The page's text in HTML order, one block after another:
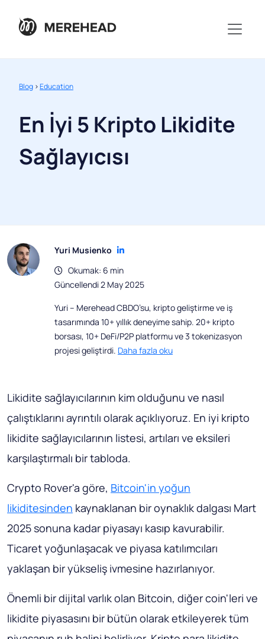
Blog >Education
En İyi 5 Kripto Likidite
Sağlayıcısı
Yuri Musienko
Okumak: 6 min
Güncellendi 2 May 2025
Yuri – Merehead CBDO’su, kripto geliştirme ve iş
tasarımında 10+ yıllık deneyime sahip. 20+ kripto
borsası, 10+ DeFi/P2P platformu ve 3 tokenizasyon
projesi geliştirdi. Daha fazla oku
Likidite sağlayıcılarının kim olduğunu ve nasıl
çalıştıklarını ayrıntılı olarak açıklıyoruz. En iyi kripto
likidite sağlayıcılarının listesi, artıları ve eksileri
karşılaştırmalı bir tabloda.
Crypto Rover'a göre, Bitcoin'in yoğun
likiditesinden kaynaklanan bir oynaklık dalgası Mart
2025 sonuna kadar piyasayı kasıp kavurabilir.
Ticaret yoğunlaşacak ve piyasa katılımcıları
yaklaşan bir yükseliş ivmesine hazırlanıyor.
Önemli bir dijital varlık olan Bitcoin, diğer coin'leri ve
likidite piyasasını bir bütün olarak etkileyerek tüm